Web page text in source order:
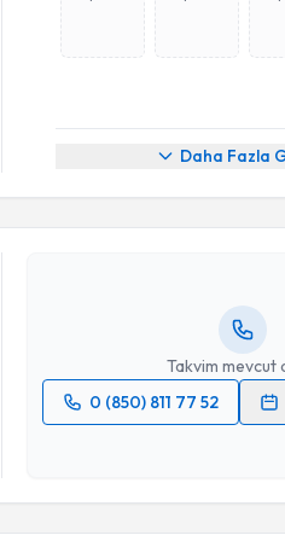
Daha Fazla
Takvim mevcut
0 (850) 811 77 52
Randevu Takvimi Talebi
Uzm. Dr. Ceyla Zeynep Çolakoğlu
takvimi talebi oluşturun. Size bu